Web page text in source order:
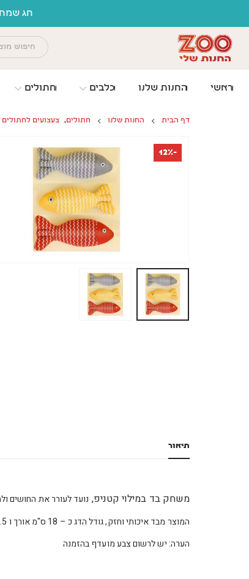
חג
ראשי החנות שלנו כלבים חתולים
דף הבית החנות שלנו חתולים, צעצועים לחתולים
-12%
תיאור
משחק בד במילוי קטניפ, נועד לעורר את החושים
המוצר מבד איכותי וחזק, גודל הדג כ – 18 ס"מ אורך ו 8.5 ס"מ רוחב.
הערה: יש לרשום צבע מועדף בהזמנה